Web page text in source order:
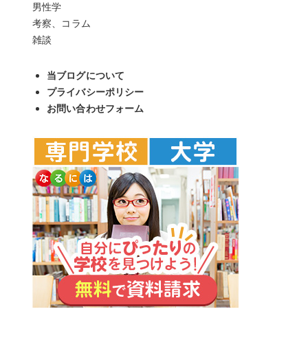
男性学
考察、コラム
雑談
当ブログについて
プライバシーポリシー
お問い合わせフォーム